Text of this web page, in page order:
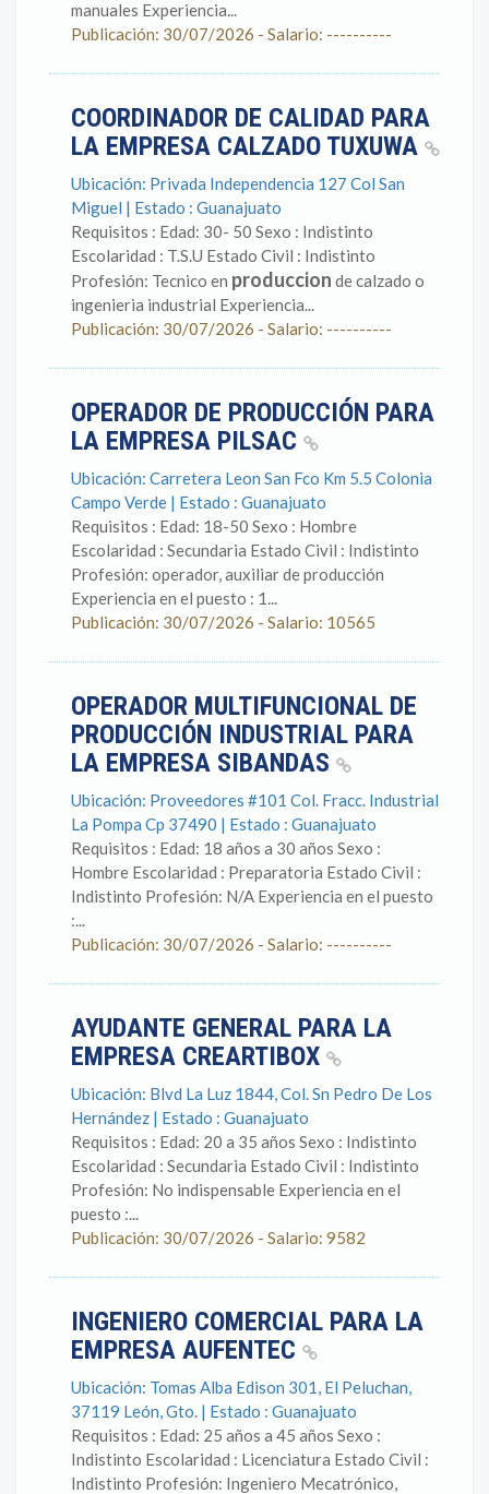
manuales Experiencia...
Publicación: 30/07/2026 - Salario: ----------
COORDINADOR DE CALIDAD PARA
LA EMPRESA CALZADO TUXUWA
Ubicación: Privada Independencia 127 Col San
Miguel | Estado : Guanajuato
Requisitos : Edad: 30- 50 Sexo : Indistinto
Escolaridad : T.S.U Estado Civil : Indistinto
Profesión: Tecnico en produccion de calzado o
ingenieria industrial Experiencia...
Publicación: 30/07/2026 - Salario: ----------
OPERADOR DE PRODUCCIÓN PARA
LA EMPRESA PILSAC
Ubicación: Carretera Leon San Fco Km 5.5 Colonia
Campo Verde | Estado : Guanajuato
Requisitos : Edad: 18-50 Sexo : Hombre
Escolaridad : Secundaria Estado Civil : Indistinto
Profesión: operador, auxiliar de producción
Experiencia en el puesto : 1...
Publicación: 30/07/2026 - Salario: 10565
OPERADOR MULTIFUNCIONAL DE
PRODUCCIÓN INDUSTRIAL PARA
LA EMPRESA SIBANDAS
Ubicación: Proveedores #101 Col. Fracc. Industrial
La Pompa Cp 37490 | Estado : Guanajuato
Requisitos : Edad: 18 años a 30 años Sexo :
Hombre Escolaridad : Preparatoria Estado Civil :
Indistinto Profesión: N/A Experiencia en el puesto
:...
Publicación: 30/07/2026 - Salario: ----------
AYUDANTE GENERAL PARA LA
EMPRESA CREARTIBOX
Ubicación: Blvd La Luz 1844, Col. Sn Pedro De Los
Hernández | Estado : Guanajuato
Requisitos : Edad: 20 a 35 años Sexo : Indistinto
Escolaridad : Secundaria Estado Civil : Indistinto
Profesión: No indispensable Experiencia en el
puesto :...
Publicación: 30/07/2026 - Salario: 9582
INGENIERO COMERCIAL PARA LA
EMPRESA AUFENTEC
Ubicación: Tomas Alba Edison 301, El Peluchan,
37119 León, Gto. | Estado : Guanajuato
Requisitos : Edad: 25 años a 45 años Sexo :
Indistinto Escolaridad : Licenciatura Estado Civil :
Indistinto Profesión: Ingeniero Mecatrónico,